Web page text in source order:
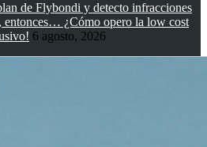
de Flybondi y detecto infracciones
entonces… ¿Cómo opero la low cost
6 agosto, 2026